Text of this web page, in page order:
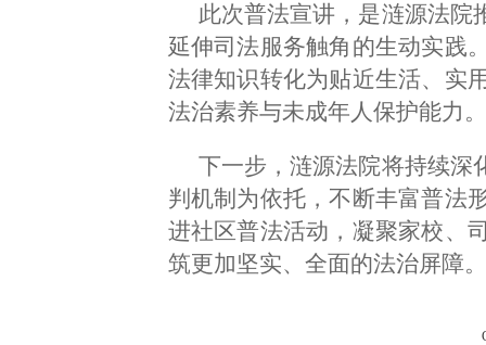
此次普法宣讲，是涟源法院
延伸司法服务触角的生动实践
法律知识转化为贴近生活、实
法治素养与未成年人保护能力。
下一步，涟源法院将持续深
判机制为依托，不断丰富普法
进社区普法活动，凝聚家校、
筑更加坚实、全面的法治屏障。